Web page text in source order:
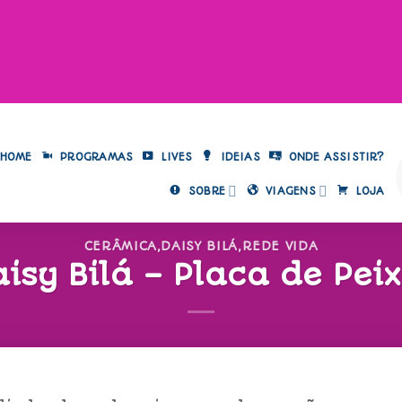
HOME PROGRAMAS LIVES IDEIAS ONDE ASSISTIR?
SOBRE VIAGENS LOJA
CERÂMICA,DAISY BILÁ,REDE VIDA
Bilá – Placa de